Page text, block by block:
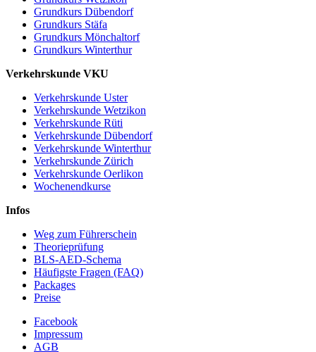
Grundkurs Dübendorf
Grundkurs Stäfa
Grundkurs Mönchaltorf
Grundkurs Winterthur
Verkehrskunde VKU
Verkehrskunde Uster
Verkehrskunde Wetzikon
Verkehrskunde Rüti
Verkehrskunde Dübendorf
Verkehrskunde Winterthur
Verkehrskunde Zürich
Verkehrskunde Oerlikon
Wochenendkurse
Infos
Weg zum Führerschein
Theorieprüfung
BLS-AED-Schema
Häufigste Fragen (FAQ)
Packages
Preise
Facebook
Impressum
AGB